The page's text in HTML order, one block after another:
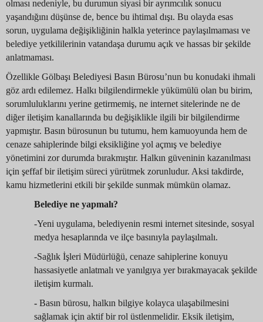
olması nedeniyle, bu durumun siyasi bir ayrımcılık sonucu
yaşandığını düşünse de, bence bu ihtimal dışı. Bu olayda esas
sorun, uygulama değişikliğinin halkla yeterince paylaşılmaması ve
belediye yetkililerinin vatandaşa durumu açık ve hassas bir şekilde
anlatmaması.
Özellikle Gölbaşı Belediyesi Basın Bürosu’nun bu konudaki ihmali
göz ardı edilemez. Halkı bilgilendirmekle yükümülü olan bu birim,
sorumluluklarını yerine getirmemiş, ne internet sitelerinde ne de
diğer iletişim kanallarında bu değişiklikle ilgili bir bilgilendirme
yapmıştır. Basın bürosunun bu tutumu, hem kamuoyunda hem de
cenaze sahiplerinde bilgi eksikliğine yol açmış ve belediye
yönetimini zor durumda bırakmıştır. Halkın güveninin kazanılması
için şeffaf bir iletişim süreci yürütmek zorunludur. Aksi takdirde,
kamu hizmetlerini etkili bir şekilde sunmak mümkün olamaz.
Belediye ne yapmalı?
-Yeni uygulama, belediyenin resmi internet sitesinde, sosyal
medya hesaplarında ve ilçe basınıyla paylaşılmalı.
-Sağlık İşleri Müdürlüğü, cenaze sahiplerine konuyu
hassasiyetle anlatmalı ve yanılgıya yer bırakmayacak şekilde
iletişim kurmalı.
- Basın bürosu, halkın bilgiye kolayca ulaşabilmesini
sağlamak için aktif bir rol üstlenmelidir. Eksik iletişim,